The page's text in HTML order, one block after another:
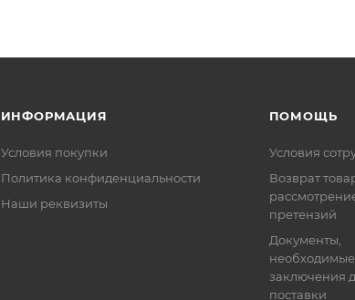
ИНФОРМАЦИЯ
Условия покупки
Политика конфиденциальности
Наши реквизиты
ПОМОЩЬ
Условия
Возврат
претензий
Документы,
заключения
поставки